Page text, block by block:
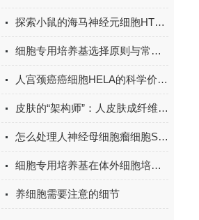
探索小鼠的海马神经元细胞HT22在神经科学研究中的应用与潜力
细胞专用培养基选择原则与常见问题解决方案
人宫颈癌癌细胞HELA的科学价值与应用
皮肤的“架构师”：人皮肤成纤维细胞（HSF）的分布与核心作用
怎么处理人神经母细胞瘤细胞SH-SY5Y细胞中的黑点？
细胞专用培养基在体外细胞培养中的应用及日常管护研究
养细胞需要注意的细节